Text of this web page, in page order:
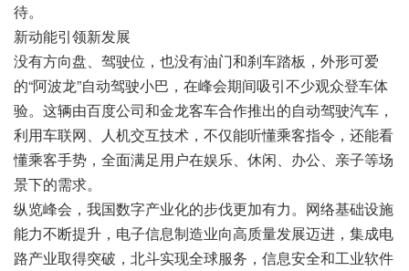
待。
新动能引领新发展
没有方向盘、驾驶位，也没有油门和刹车踏板，外形可爱
的“阿波龙”自动驾驶小巴，在峰会期间吸引不少观众登车体
验。这辆由百度公司和金龙客车合作推出的自动驾驶汽车，
利用车联网、人机交互技术，不仅能听懂乘客指令，还能看
懂乘客手势，全面满足用户在娱乐、休闲、办公、亲子等场
景下的需求。
纵览峰会，我国数字产业化的步伐更加有力。网络基础设施
能力不断提升，电子信息制造业向高质量发展迈进，集成电
路产业取得突破，北斗实现全球服务，信息安全和工业软件